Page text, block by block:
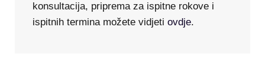
konsultacija, priprema za ispitne rokove i
ispitnih termina možete vidjeti ovdje.